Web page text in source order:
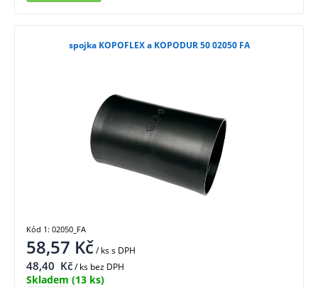
spojka KOPOFLEX a KOPODUR 50 02050 FA
58,57 Kč/ kss DPH
48,40 Kč/ ks bez DPH
Skladem (13 ks)
Kód 1: 02050_FA